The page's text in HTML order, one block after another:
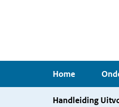
de
gaan
Home
Handleiding